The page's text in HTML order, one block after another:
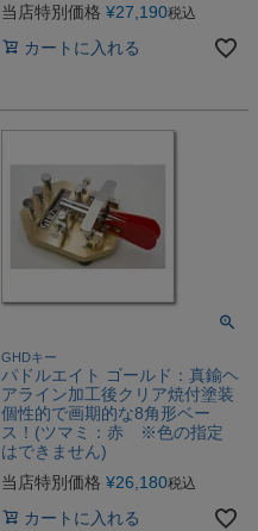
当店特別価格 ¥27,190税込
カートに入れる
GHDキー
パドルエイト ゴールド：真鍮ヘ
アライン加工後クリア焼付塗装
個性的で画期的な8角形ベー
ス！(ツマミ：赤 ※色の指定
はできません)
当店特別価格 ¥26,180税込
カートに入れる